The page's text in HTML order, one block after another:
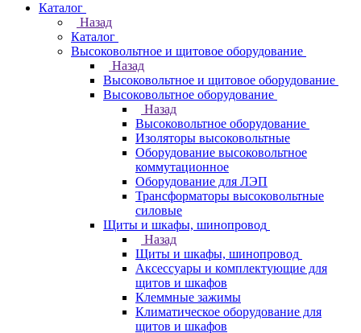
Каталог
Назад
Каталог
Высоковольтное и щитовое оборудование
Назад
Высоковольтное и щитовое оборудование
Высоковольтное оборудование
Назад
Высоковольтное оборудование
Изоляторы высоковольтные
Оборудование высоковольтное
коммутационное
Оборудование для ЛЭП
Трансформаторы высоковольтные
силовые
Щиты и шкафы, шинопровод
Назад
Щиты и шкафы, шинопровод
Аксессуары и комплектующие для
щитов и шкафов
Клеммные зажимы
Климатическое оборудование для
щитов и шкафов